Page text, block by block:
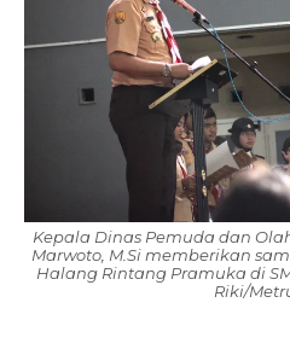
Kepala Dinas Pemuda dan
Marwoto, M.Si memberikan
Halang Rintang Pramuka di
Riki/